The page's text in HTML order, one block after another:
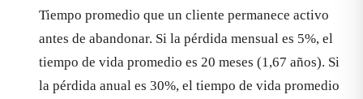
Tiempo promedio que un cliente permanece activo
antes de abandonar. Si la pérdida mensual es 5%, el
tiempo de vida promedio es 20 meses (1,67 años). Si
la pérdida anual es 30%, el tiempo de vida promedio